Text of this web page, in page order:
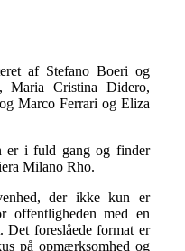
af Stefano Boeri og
Maria Cristina Didero,
Marco Ferrari og Eliza
er i fuld gang og finder
Milano Rho.
der ikke kun er
offentligheden med en
foreslåede format er
på opmærksomhed og